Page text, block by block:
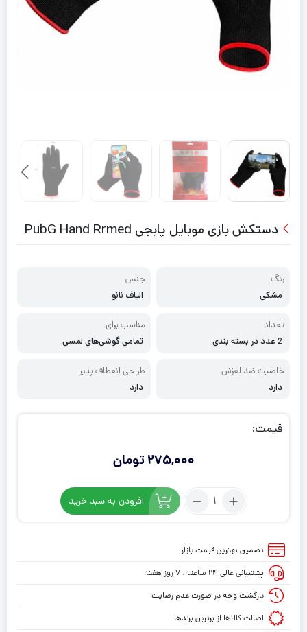
دستکش بازی موبایل پابجی PubG Hand Rrmed
رنگ
مشکی
جنس
الیاف نانو
تعداد
2 عدد در بسته بندی
مناسب برای
تمامی گوشی‌های لمسی
خاصیت ضد لغزش
دارد
طراحی انعطاف‌ پذیر
دارد
قیمت:
275,000 تومان
تعداد:
موبایل
PubG
Hand
افزودن به سبد خرید
تضمین بهترین قیمت بازار
پشتیبانی عالی ۲۴ ساعته، ۷ روز هفته
بازگشت وجه در صورت عدم رضایت
اصالت کالاها از برترین برندها